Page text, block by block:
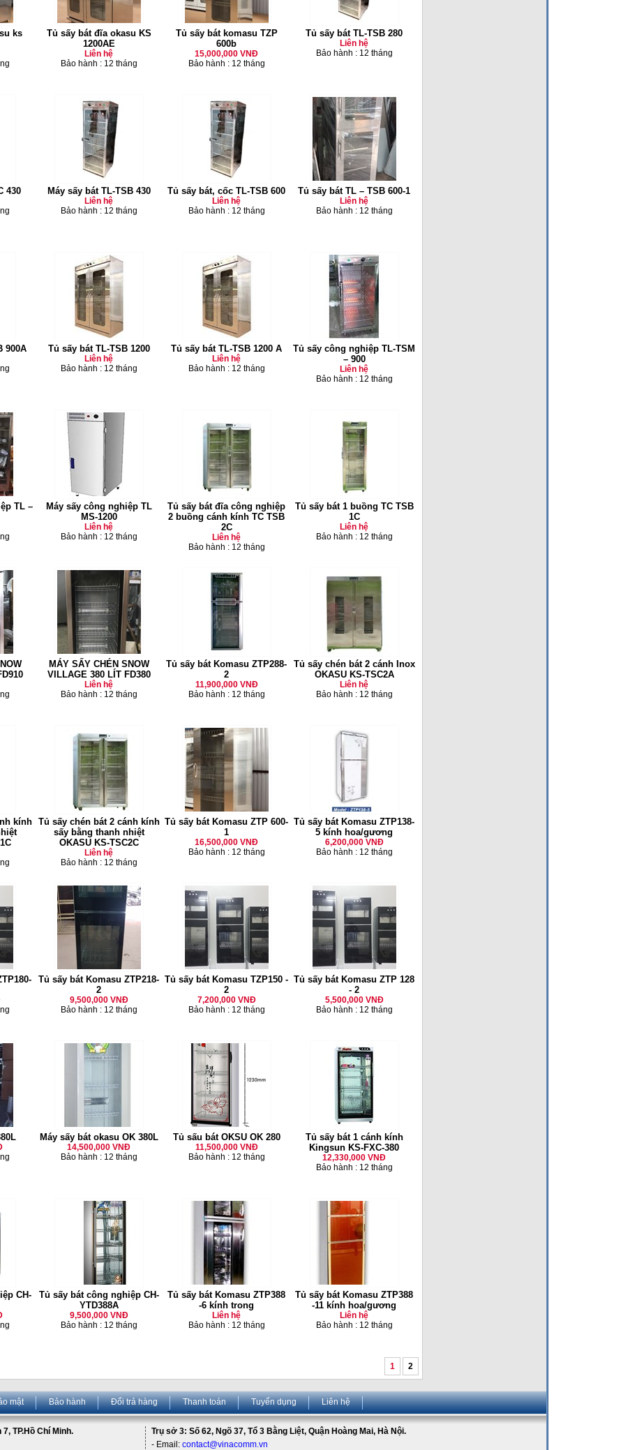
ks
Tủ sấy bát đĩa okasu KS
1200AE
Liên hệ
Bảo hành : 12 tháng
Tủ sấy bát komasu TZP
600b
15,000,000 VNĐ
Bảo hành : 12 tháng
Tủ sấy bát TL-TSB 280
Liên hệ
Bảo hành : 12 tháng
430 Máy sấy bát TL-TSB 430
Liên hệ
Bảo hành : 12 tháng
Tủ sấy bát, cốc TL-TSB 600
Liên hệ
Bảo hành : 12 tháng
Tủ sấy bát TL – TSB 600-1
Liên hệ
Bảo hành : 12 tháng
900A Tủ sấy bát TL-TSB 1200
Liên hệ
Bảo hành : 12 tháng
Tủ sấy bát TL-TSB 1200 A
Liên hệ
Bảo hành : 12 tháng
Tủ sấy công nghiệp TL-TSM
– 900
Liên hệ
Bảo hành : 12 tháng
TL –
Máy sấy công nghiệp TL
MS-1200
Liên hệ
Bảo hành : 12 tháng
Tủ sấy bát đĩa công nghiệp
2 buồng cánh kính TC TSB
2C
Liên hệ
Bảo hành : 12 tháng
Tủ sấy bát 1 buồng TC TSB
1C
Liên hệ
Bảo hành : 12 tháng
MÁY SẤY CHÉN SNOW
VILLAGE 380 LÍT FD380
Liên hệ
Bảo hành : 12 tháng
Tủ sấy bát Komasu ZTP288-
2
11,900,000 VNĐ
Bảo hành : 12 tháng
Tủ sấy chén bát 2 cánh Inox
OKASU KS-TSC2A
Liên hệ
Bảo hành : 12 tháng
kính
Tủ sấy chén bát 2 cánh kính
sấy bằng thanh nhiệt
OKASU KS-TSC2C
Liên hệ
Bảo hành : 12 tháng
Tủ sấy bát Komasu ZTP 600-
1
16,500,000 VNĐ
Bảo hành : 12 tháng
Tủ sấy bát Komasu ZTP138-
5 kính hoa/gương
6,200,000 VNĐ
Bảo hành : 12 tháng
Tủ sấy bát Komasu ZTP218-
2
9,500,000 VNĐ
Bảo hành : 12 tháng
Tủ sấy bát Komasu TZP150 -
2
7,200,000 VNĐ
Bảo hành : 12 tháng
Tủ sấy bát Komasu ZTP 128
- 2
5,500,000 VNĐ
Bảo hành : 12 tháng
Máy sấy bát okasu OK 380L
14,500,000 VNĐ
Bảo hành : 12 tháng
Tủ sấu bát OKSU OK 280
11,500,000 VNĐ
Bảo hành : 12 tháng
Tủ sấy bát 1 cánh kính
Kingsun KS-FXC-380
12,330,000 VNĐ
Bảo hành : 12 tháng
CH-
Tủ sấy bát công nghiệp CH-
YTD388A
9,500,000 VNĐ
Bảo hành : 12 tháng
Tủ sấy bát Komasu ZTP388
-6 kính trong
Liên hệ
Bảo hành : 12 tháng
Tủ sấy bát Komasu ZTP388
-11 kính hoa/gương
Liên hệ
Bảo hành : 12 tháng
1 2
mật Bảo hành Đổi trả hàng Thanh toán Tuyển dụng Liên hệ
TP.Hồ Chí Minh.
Trụ sở 3: Số 62, Ngõ 37, Tổ 3 Bằng Liệt, Quận Hoàng Mai, Hà Nội.
- Email: contact@vinacomm.vn